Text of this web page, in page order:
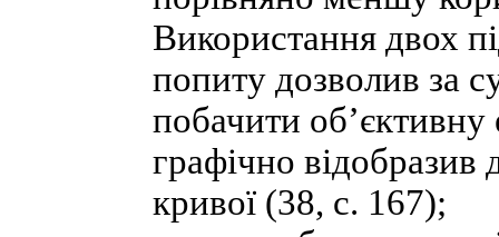
Використання двох
попиту дозволив за
побачити
графічно відобразив
кривої (38, с. 167);